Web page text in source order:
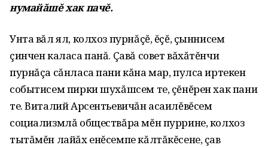
нумайăшĕ хак пачĕ.
Унта вăл ял, колхоз пурнăçĕ, ĕçĕ, çыннисем
çинчен каласа панă. Çавă совет вăхăтĕнчи
пурнăçа сăнласа пани кăна мар, пулса иртекен
событисем пирки шухăшсем те, çĕнĕрен хак пани
те. Виталий Арсентьевичăн асаилĕвĕсем
социализмлă обществăра мĕн пуррине, колхоз
тытăмĕн лайăх енĕсемпе кăлтăкĕсене, çав